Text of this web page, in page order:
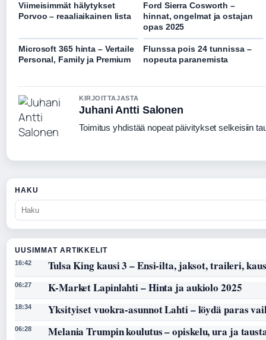
Viimeisimmät hälytykset
Porvoo – reaaliaikainen lista
Ford Sierra Cosworth –
hinnat, ongelmat ja ostajan
opas 2025
Microsoft 365 hinta – Vertaile
Personal, Family ja Premium
Flunssa pois 24 tunnissa –
nopeuta paranemista
KIRJOITTAJASTA
Juhani Antti Salonen
Toimitus yhdistää nopeat päivitykset selkeisiin
HAKU
UUSIMMAT ARTIKKELIT
16:42 Tulsa King kausi 3 – Ensi-ilta, jaksot, traileri,
06:27 K-Market Lapinlahti – Hinta ja aukiolo 2025
18:34 Yksityiset vuokra-asunnot Lahti – löydä paras
06:28 Melania Trumpin koulutus – opiskelu, ura ja